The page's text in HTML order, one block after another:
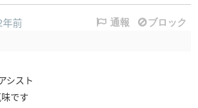
年前 通報 ブロック
シスト
です